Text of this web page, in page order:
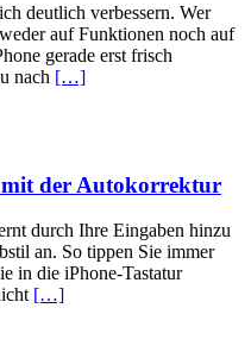
deutlich verbessern. Wer
auf Funktionen noch auf
gerade erst frisch
nach […]
mit der Autokorrektur
durch Ihre Eingaben hinzu
an. So tippen Sie immer
in die iPhone-Tastatur
[…]